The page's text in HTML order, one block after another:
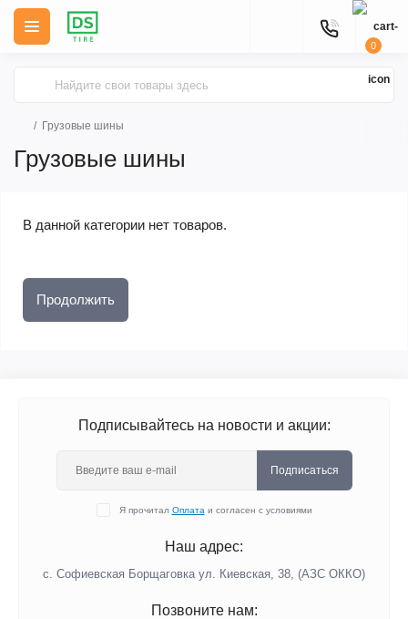
0
Грузовые шины
Грузовые шины
В данной категории нет товаров.
Продолжить
Подписывайтесь на новости и акции:
Подписаться
Я прочитал Оплата и согласен с условиями
Наш адрес:
с. Софиевская Борщаговка ул. Киевская, 38, (АЗС ОККО)
Позвоните нам: